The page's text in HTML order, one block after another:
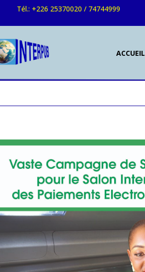
Tél.: +226 25370020 / 74744999
ACCUEIL